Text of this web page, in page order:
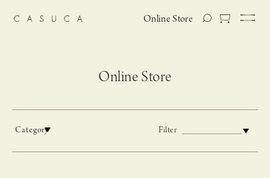
Online Store
Online Store
Category Filter